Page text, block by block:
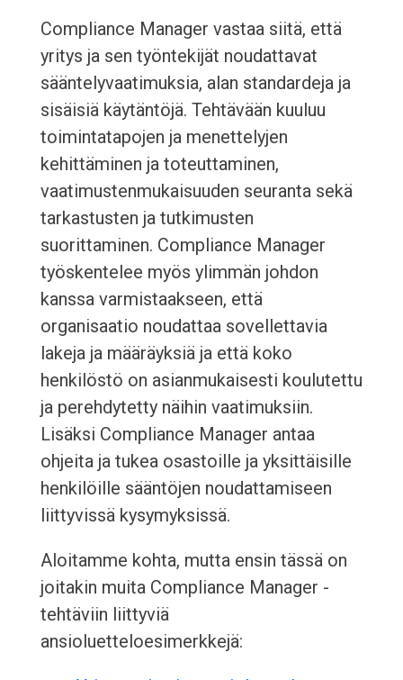
Compliance Manager vastaa siitä, että
yritys ja sen työntekijät noudattavat
sääntelyvaatimuksia, alan standardeja ja
sisäisiä käytäntöjä. Tehtävään kuuluu
toimintatapojen ja menettelyjen
kehittäminen ja toteuttaminen,
vaatimustenmukaisuuden seuranta sekä
tarkastusten ja tutkimusten
suorittaminen. Compliance Manager
työskentelee myös ylimmän johdon
kanssa varmistaakseen, että
organisaatio noudattaa sovellettavia
lakeja ja määräyksiä ja että koko
henkilöstö on asianmukaisesti koulutettu
ja perehdytetty näihin vaatimuksiin.
Lisäksi Compliance Manager antaa
ohjeita ja tukea osastoille ja yksittäisille
henkilöille sääntöjen noudattamiseen
liittyvissä kysymyksissä.
Aloitamme kohta, mutta ensin tässä on
joitakin muita Compliance Manager -
tehtäviin liittyviä
ansioluetteloesimerkkejä: